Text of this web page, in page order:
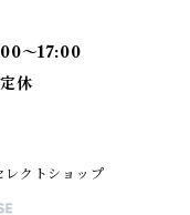
〜17:00
休
クトショップ